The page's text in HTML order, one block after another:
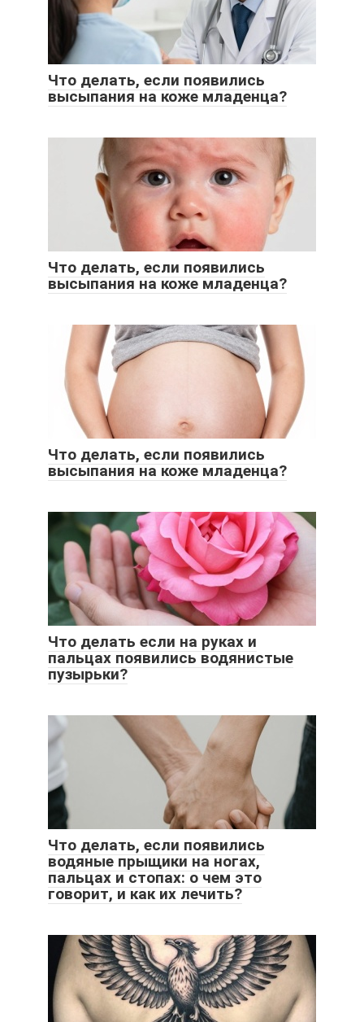
Что делать, если появились
высыпания на коже младенца?
Что делать, если появились
высыпания на коже младенца?
Что делать, если появились
высыпания на коже младенца?
Что делать если на руках и
пальцах появились водянистые
пузырьки?
Что делать, если появились
водяные прыщики на ногах,
пальцах и стопах: о чем это
говорит, и как их лечить?